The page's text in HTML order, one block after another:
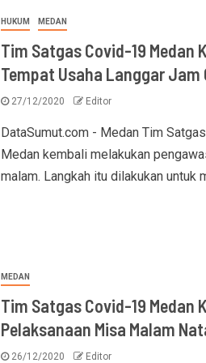
HUKUM MEDAN
Tim Satgas Covid-19 Medan
Tempat Usaha Langgar Jam
27/12/2020 Editor
DataSumut.com - Medan Tim
Medan kembali melakukan
malam. Langkah itu dilakukan untuk
MEDAN
Tim Satgas Covid-19 Medan
Pelaksanaan Misa Malam
26/12/2020 Editor